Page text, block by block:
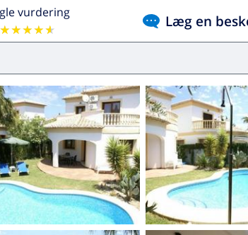
vurdering
★★★★★
★★★★★ Læg en